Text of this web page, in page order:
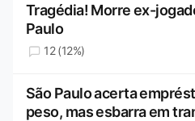
Tragédia! Morre ex-
Paulo
12 (12%)
São Paulo acerta
peso, mas esbarra em